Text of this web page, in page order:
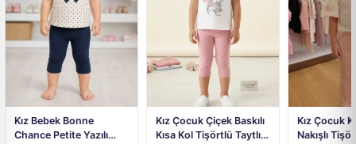
Kız Bebek Bonne
Chance Petite Yazılı
Kız Çocuk Çiçek Baskılı
Kısa Kol Tişörtlü Taytlı
Kız Çocuk
Nakışlı